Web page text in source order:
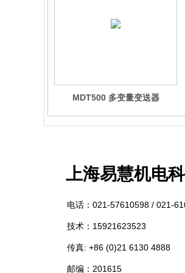
MDT500 多变量变送器
电话： 021-57610598 / 021-
技术：15921623523
传真: +86 (0)21 6130 4888
邮编：201615
上海易慧机电